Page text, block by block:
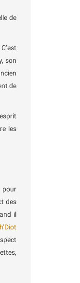
de
son
de
les
pour
des
il